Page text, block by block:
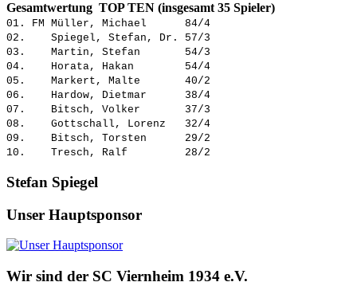
Gesamtwertung TOP TEN (insgesamt 35 Spieler)
01. FM Müller, Michael 84/4
02. Spiegel, Stefan, Dr. 57/3
03. Martin, Stefan 54/3
04. Horata, Hakan 54/4
05. Markert, Malte 40/2
06. Hardow, Dietmar 38/4
07. Bitsch, Volker 37/3
08. Gottschall, Lorenz 32/4
09. Bitsch, Torsten 29/2
10. Tresch, Ralf 28/2
Stefan Spiegel
Unser Hauptsponsor
Wir sind der SC Viernheim 1934 e.V.